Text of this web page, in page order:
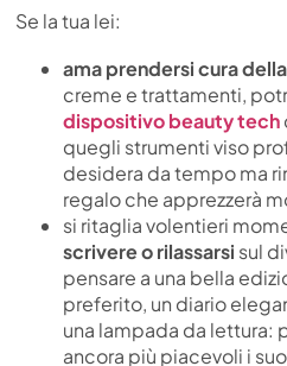
Se la tua lei:
ama prendersi cura
creme e trattamenti,
dispositivo beauty tech
quegli strumenti viso
desidera da tempo ma
regalo che apprezzerà
si ritaglia volentieri
scrivere o rilassarsi sul
pensare a una bella
preferito, un diario
una lampada da lettura:
ancora più piacevoli i